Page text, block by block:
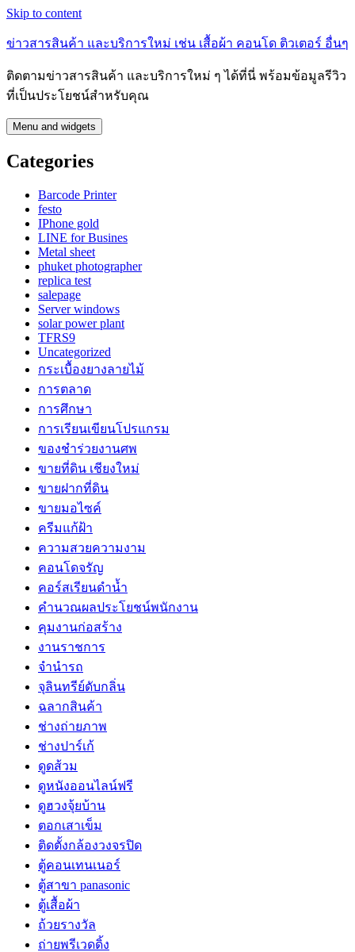
Skip to content
ข่าวสารสินค้า และบริการใหม่ เช่น เสื้อผ้า คอนโด ติวเตอร์ อื่นๆ
ติดตามข่าวสารสินค้า และบริการใหม่ ๆ ได้ที่นี่ พร้อมข้อมูลรีวิว
ที่เป็นประโยชน์สำหรับคุณ
Menu and widgets
Categories
Barcode Printer
festo
IPhone gold
LINE for Busines
Metal sheet
phuket photographer
replica test
salepage
Server windows
solar power plant
TFRS9
Uncategorized
กระเบื้องยางลายไม้
การตลาด
การศึกษา
การเรียนเขียนโปรแกรม
ของชำร่วยงานศพ
ขายที่ดิน เชียงใหม่
ขายฝากที่ดิน
ขายมอไซค์
ครีมแก้ฝ้า
ความสวยความงาม
คอนโดจรัญ
คอร์สเรียนดำน้ำ
คำนวณผลประโยชน์พนักงาน
คุมงานก่อสร้าง
งานราชการ
จำนำรถ
จุลินทรีย์ดับกลิ่น
ฉลากสินค้า
ช่างถ่ายภาพ
ช่างปาร์เก้
ดูดส้วม
ดูหนังออนไลน์ฟรี
ดูฮวงจุ้ยบ้าน
ตอกเสาเข็ม
ติดตั้งกล้องวงจรปิด
ตู้คอนเทนเนอร์
ตู้สาขา panasonic
ตู้เสื้อผ้า
ถ้วยรางวัล
ถ่ายพรีเวดดิ้ง